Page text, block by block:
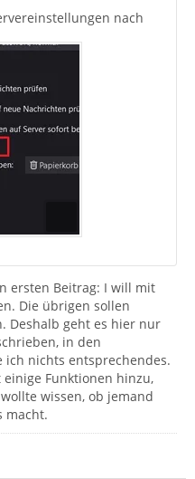
nach
ersten Beitrag: I will mit
Die übrigen sollen
Deshalb geht es hier nur
in den
ich nichts entsprechendes.
Funktionen hinzu,
wissen, ob jemand
macht.